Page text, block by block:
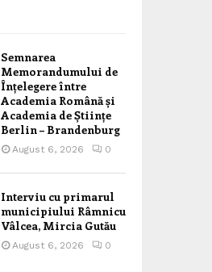
Semnarea
Memorandumului de
Înțelegere între
Academia Română și
Academia de Științe
Berlin – Brandenburg
August 6, 2026 0
Interviu cu primarul
municipiului Râmnicu
Vâlcea, Mircia Gutău
August 6, 2026 0